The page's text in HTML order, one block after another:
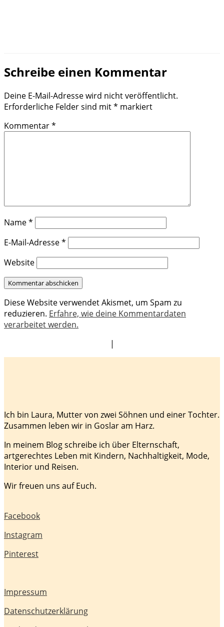
Schreibe einen Kommentar
Deine E-Mail-Adresse wird nicht veröffentlicht.
Erforderliche Felder sind mit* markiert
Kommentar*
Name*
E-Mail-Adresse*
Website
Diese Website verwendet Akismet, um Spam zu
reduzieren. Erfahre, wie deine Kommentardaten
verarbeitet werden.
|
Ich bin Laura, Mutter von zwei Söhnen und einer Tochter.
Zusammen leben wir in Goslar am Harz.
In meinem Blog schreibe ich über Elternschaft,
artgerechtes Leben mit Kindern, Nachhaltigkeit, Mode,
Interior und Reisen.
Wir freuen uns auf Euch.
Facebook
Instagram
Pinterest
Impressum
Datenschutzerklärung